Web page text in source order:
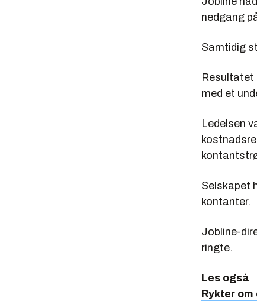
nedgang
Samtidig
Resultatet
med et
Ledelsen
Selskapet
kontanter.
Jobline-
ringte.
Les også
Rykter